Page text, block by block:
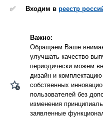
✅ Входим в реестр
Важно:
Обращаем Ваше
улучшать качество
периодически можем
дизайн и
собственных
пользователей без
изменения
заявленные